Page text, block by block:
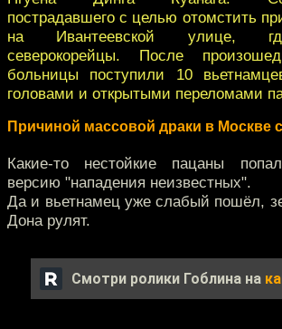
пострадавшего с целью отомстить
на Ивантеевской улице,
северокорейцы. После
больницы поступили 10
головами и открытыми переломами
Причиной массовой драки в Москве
Какие-то нестойкие пацаны
версию "нападения неизвестных".
Да и вьетнамец уже слабый пошёл,
Дона рулят.
Смотри ролики Гоблина на